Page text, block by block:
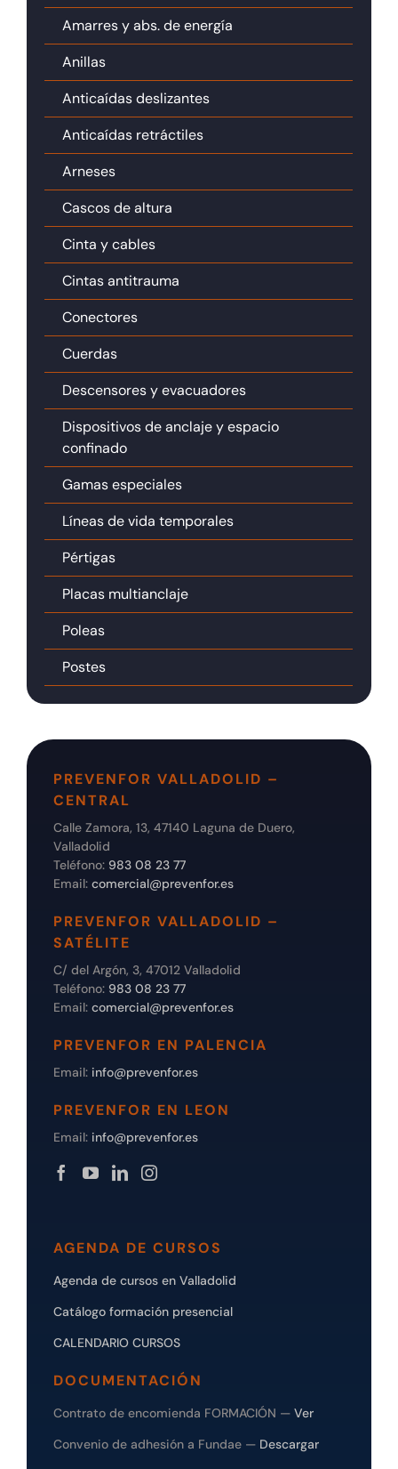
Amarres y abs. de energía
Anillas
Anticaídas deslizantes
Anticaídas retráctiles
Arneses
Cascos de altura
Cinta y cables
Cintas antitrauma
Conectores
Cuerdas
Descensores y evacuadores
Dispositivos de anclaje y espacio
confinado
Gamas especiales
Líneas de vida temporales
Pértigas
Placas multianclaje
Poleas
Postes
PREVENFOR VALLADOLID –
CENTRAL
Calle Zamora, 13, 47140 Laguna de Duero,
Valladolid
Teléfono: 983 08 23 77
Email: comercial@prevenfor.es
PREVENFOR VALLADOLID –
SATÉLITE
C/ del Argón, 3, 47012 Valladolid
Teléfono: 983 08 23 77
Email: comercial@prevenfor.es
PREVENFOR EN PALENCIA
Email: info@prevenfor.es
PREVENFOR EN LEON
Email: info@prevenfor.es
AGENDA DE CURSOS
Agenda de cursos en Valladolid
Catálogo formación presencial
CALENDARIO CURSOS
DOCUMENTACIÓN
Contrato de encomienda FORMACIÓN — Ver
Convenio de adhesión a Fundae — Descargar